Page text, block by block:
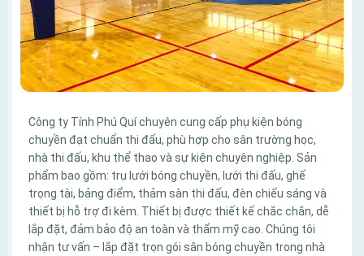
Công ty Tính Phú Quí chuyên cung cấp phụ kiện bóng
chuyền đạt chuẩn thi đấu, phù hợp cho sân trường học,
nhà thi đấu, khu thể thao và sự kiện chuyên nghiệp. Sản
phẩm bao gồm: trụ lưới bóng chuyền, lưới thi đấu, ghế
trọng tài, bảng điểm, thảm sàn thi đấu, đèn chiếu sáng và
thiết bị hỗ trợ đi kèm. Thiết bị được thiết kế chắc chắn, dễ
lắp đặt, đảm bảo độ an toàn và thẩm mỹ cao. Chúng tôi
nhận tư vấn – lắp đặt trọn gói sân bóng chuyền trong nhà